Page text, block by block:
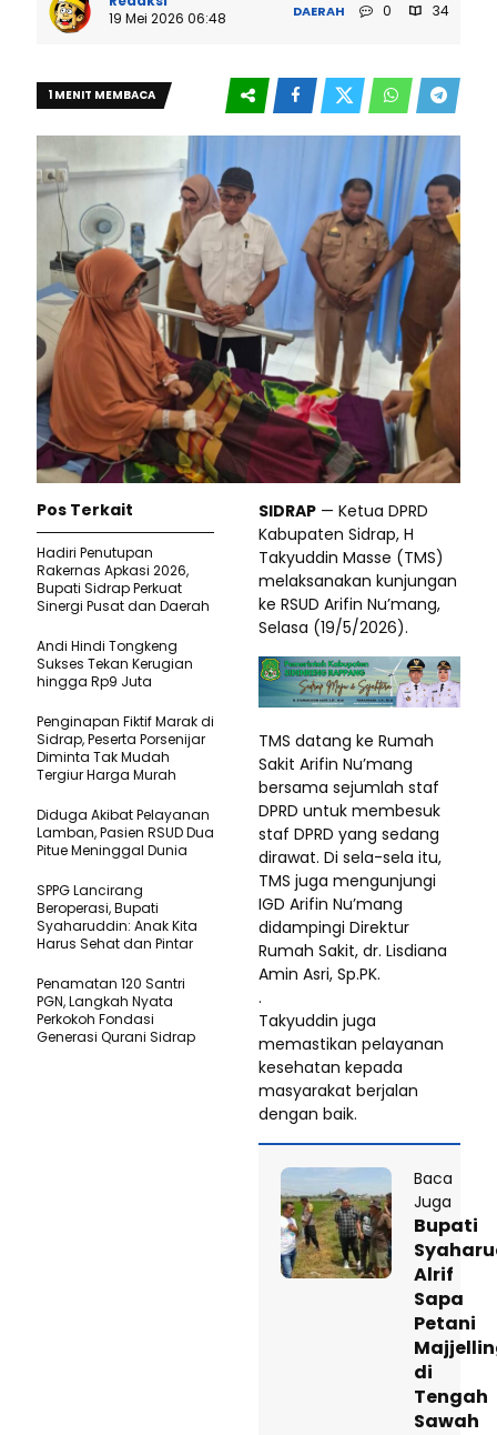
19 Mei 2026 06:48
DAERAH 0 34
1 MENIT MEMBACA
SIDRAP — Ketua DPRD
Kabupaten Sidrap, H
Takyuddin Masse (TMS)
melaksanakan kunjungan
ke RSUD Arifin Nu’mang,
Selasa (19/5/2026).
TMS datang ke Rumah
Sakit Arifin Nu’mang
bersama sejumlah staf
DPRD untuk membesuk
staf DPRD yang sedang
dirawat. Di sela-sela itu,
TMS juga mengunjungi
IGD Arifin Nu’mang
didampingi Direktur
Rumah Sakit, dr. Lisdiana
Amin Asri, Sp.PK.
.
Takyuddin juga
memastikan pelayanan
kesehatan kepada
masyarakat berjalan
dengan baik.
Baca
Juga
Bupati
Alrif
Sapa
Petani
di
Tengah
Sawah
Pos Terkait
Hadiri Penutupan
Rakernas Apkasi 2026,
Bupati Sidrap Perkuat
Sinergi Pusat dan Daerah
Andi Hindi Tongkeng
Sukses Tekan Kerugian
hingga Rp9 Juta
Penginapan Fiktif Marak di
Sidrap, Peserta Porsenijar
Diminta Tak Mudah
Tergiur Harga Murah
Diduga Akibat Pelayanan
Lamban, Pasien RSUD Dua
Pitue Meninggal Dunia
SPPG Lancirang
Beroperasi, Bupati
Syaharuddin: Anak Kita
Harus Sehat dan Pintar
Penamatan 120 Santri
PGN, Langkah Nyata
Perkokoh Fondasi
Generasi Qurani Sidrap